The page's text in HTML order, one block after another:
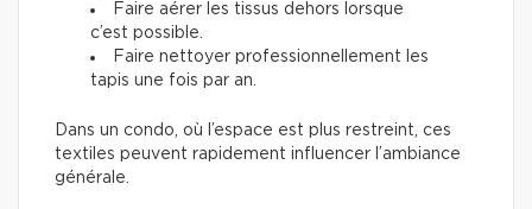
Faire aérer les tissus dehors lorsque
c’est possible.
Faire nettoyer professionnellement les
tapis une fois par an.
Dans un condo, où l’espace est plus restreint, ces
textiles peuvent rapidement influencer l’ambiance
générale.